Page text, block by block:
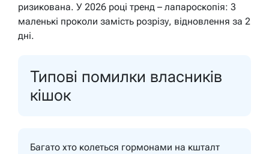
ризикована. У 2026 році тренд – лапароскопія: 3
маленькі проколи замість розрізу, відновлення за 2
дні.
Типові помилки власників
кішок
Багато хто колеться гормонами на кшталт